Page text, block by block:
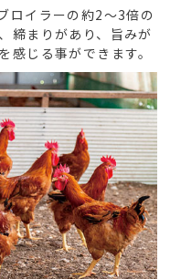
ロイラーの約2〜3倍の
締まりがあり、旨みが
感じる事ができます。